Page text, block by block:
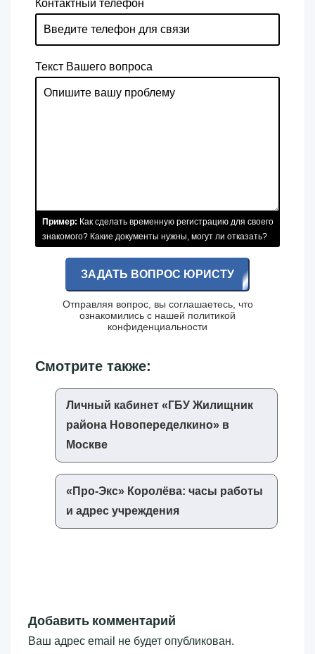
Контактный телефон
Текст Вашего вопроса
Пример: Как сделать временную регистрацию для своего
знакомого? Какие документы нужны, могут ли отказать?
ЗАДАТЬ ВОПРОС ЮРИСТУ
Отправляя вопрос, вы соглашаетесь, что
ознакомились с нашей политикой
конфиденциальности
Смотрите также:
Личный кабинет «‎ГБУ Жилищник
района Новопеределкино»‎ в
Москве
«‎Про-Экс»‎ Королёва: часы работы
и адрес учреждения
Добавить комментарий
Ваш адрес email не будет опубликован.